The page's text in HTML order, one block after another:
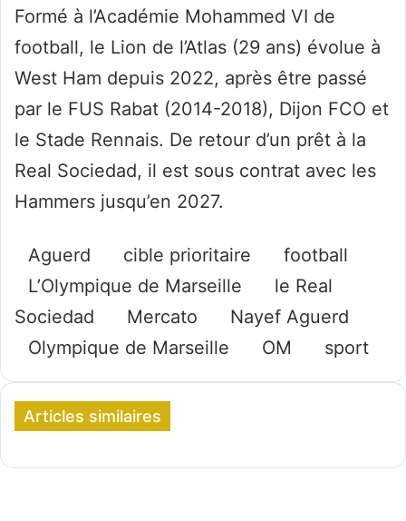
Formé à l’Académie Mohammed VI de
football, le Lion de l’Atlas (29 ans) évolue à
West Ham depuis 2022, après être passé
par le FUS Rabat (2014-2018), Dijon FCO et
le Stade Rennais. De retour d’un prêt à la
Real Sociedad, il est sous contrat avec les
Hammers jusqu’en 2027.
Aguerd cible prioritaire
football
L’Olympique de Marseille
le Real
Sociedad
Mercato
Nayef Aguerd
Olympique de Marseille
OM sport
Articles similaires